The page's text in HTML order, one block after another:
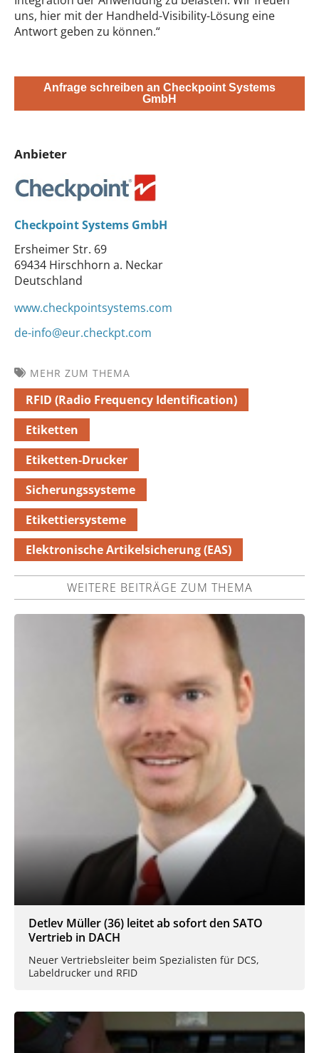
uns, hier mit der Handheld-Visibility-Lösung eine
Antwort geben zu können.“
Anfrage schreiben an Checkpoint Systems
GmbH
Anbieter
Checkpoint Systems GmbH
Ersheimer Str. 69
69434 Hirschhorn a. Neckar
Deutschland
www.checkpointsystems.com
de-info@eur.checkpt.com
MEHR ZUM THEMA
RFID (Radio Frequency Identification)
Etiketten
Etiketten-Drucker
Sicherungssysteme
Etikettiersysteme
Elektronische Artikelsicherung (EAS)
WEITERE BEITRÄGE ZUM THEMA
Detlev Müller (36) leitet ab sofort den SATO
Vertrieb in DACH
Neuer Vertriebsleiter beim Spezialisten für DCS,
Labeldrucker und RFID